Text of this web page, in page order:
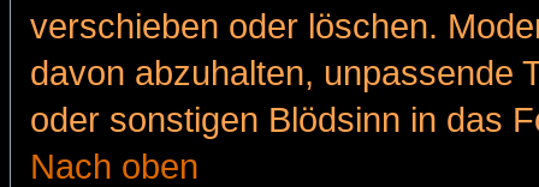
verschieben oder löschen.
davon abzuhalten, unpassende
oder sonstigen Blödsinn in das
Nach oben